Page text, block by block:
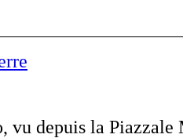
vu depuis la Piazzale